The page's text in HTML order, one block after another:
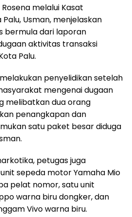
melalui Kasat
Usman, menjelaskan
bermula dari laporan
aktivitas transaksi
Palu.
penyelidikan setelah
mengenai dugaan
melibatkan dua orang
penangkapan dan
satu paket besar diduga
petugas juga
sepeda motor Yamaha Mio
pelat nomor, satu unit
warna biru dongker, dan
Vivo warna biru.